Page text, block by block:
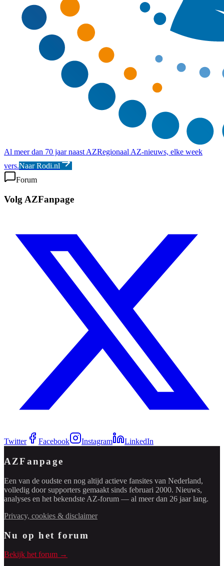
Al meer dan 70 jaar naast AZRegionaal AZ-nieuws, elke week
vers.Naar Rodi.nl
Forum
Volg AZFanpage
Twitter Facebook Instagram LinkedIn
AZFanpage
Een van de oudste en nog altijd actieve fansites van Nederland,
volledig door supporters gemaakt sinds februari 2000. Nieuws,
analyses en het bekendste AZ-forum — al meer dan 26 jaar lang.
Privacy, cookies & disclaimer
Nu op het forum
Bekijk het forum →